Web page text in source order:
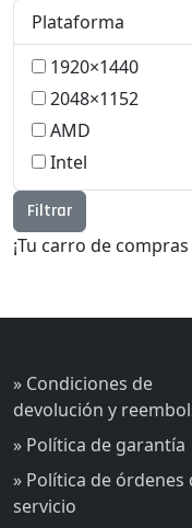
Plataforma
1920×1440
2048×1152
AMD
Intel
Filtrar
¡Tu carro de
» Condiciones de
devolución y
» Política de garantía
» Política de órdenes
servicio